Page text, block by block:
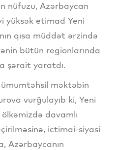
nüfuzu, Azərbaycan
yüksək etimad Yeni
qısa müddət ərzində
bütün regionlarında
şərait yaratdı.
məktəbin
vurğulayıb ki, Yeni
davamlı
ictimai-siyasi
Azərbaycanın